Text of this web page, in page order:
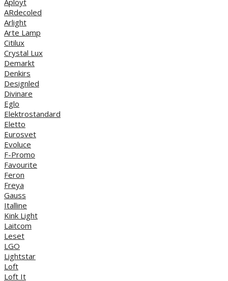
ARdecoled
Arlight
Arte Lamp
Citilux
Crystal Lux
Demarkt
Denkirs
Designled
Divinare
Eglo
Elektrostandard
Eletto
Eurosvet
Evoluce
F-Promo
Favourite
Feron
Freya
Gauss
Italline
Kink Light
Laitcom
Leset
LGO
Lightstar
Loft
Loft It